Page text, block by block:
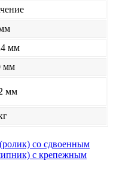
мм
мм
мм
со сдвоенным
с крепежным